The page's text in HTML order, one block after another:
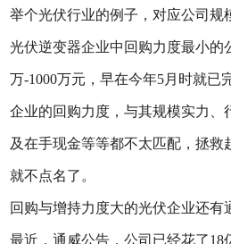
举个光伏行业的例子，对应公司规
光伏逆变器企业中回购力度最小的
万-1000万元，早在今年5月时就已
企业的回购力度，与其规模实力、
及在手现金等等都不太匹配，拯救
就不点名了。
回购与增持力度大的光伏企业还有
最近，通威公告，公司已经花了18